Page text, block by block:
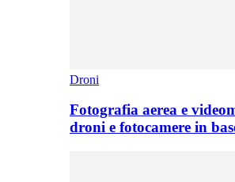
Droni
Fotografia aerea e
droni e fotocamere in